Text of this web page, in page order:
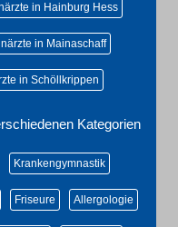
in Hainburg Hess
in Mainaschaff
in Schöllkrippen
Kategorien
Krankengymnastik
Friseure Allergologie